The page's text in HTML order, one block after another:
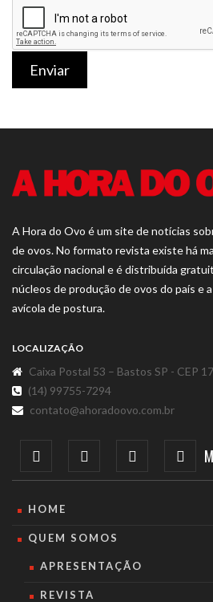
Enviar
A Hora do Ovo é um site de notícias
de ovos. No formato revista existe há
circulação nacional e é distribuída
núcleos de produção de ovos do país e
avícola de postura.
LOCALIZAÇÃO
Caixa Postal 53 – Bastos SP - CEP
(14) 99755-7294
contato@ahoradoovo.com.br
HOME
QUEM SOMOS
APRESENTAÇÃO
REVISTA